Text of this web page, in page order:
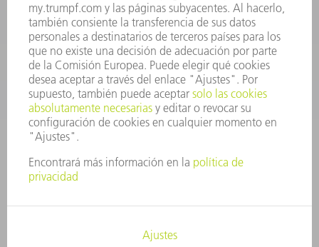
CONTACTO
Departamento de Utillaje
+34 91 657 36 69
Lunes a Jueves de 8h – 18h
Viernes de 8h – 17h
utillaje@trumpf.com